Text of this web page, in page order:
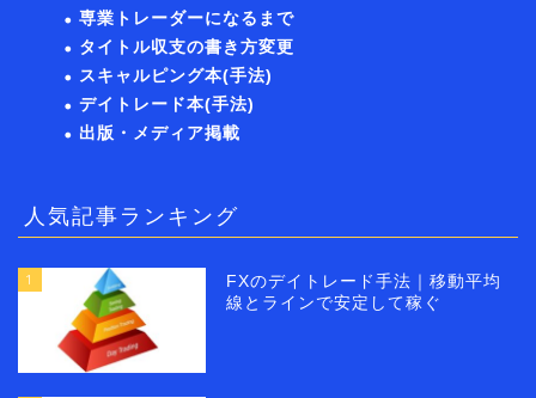
専業トレーダーになるまで
タイトル収支の書き方変更
スキャルピング本(手法)
デイトレード本(手法)
出版・メディア掲載
人気記事ランキング
1
FXのデイトレード手法｜移動平均
線とラインで安定して稼ぐ